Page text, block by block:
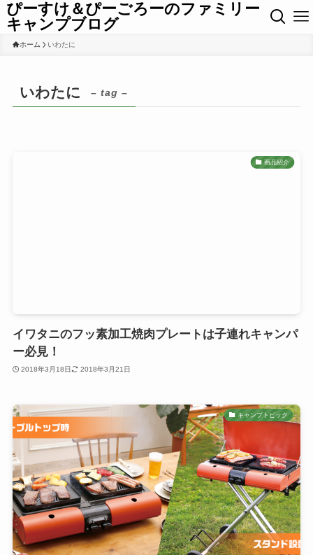
ぴーすけ＆ぴーごろーのファミリー
キャンプブログ
ホーム いわたに
いわたに – tag –
商品紹介
イワタニのフッ素加工焼肉プレートは子連れキャンパ
ー必見！
2018年3月18日 2018年3月21日
キャンプトピック